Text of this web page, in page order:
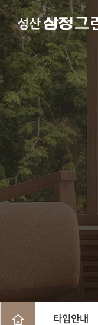
타입안내